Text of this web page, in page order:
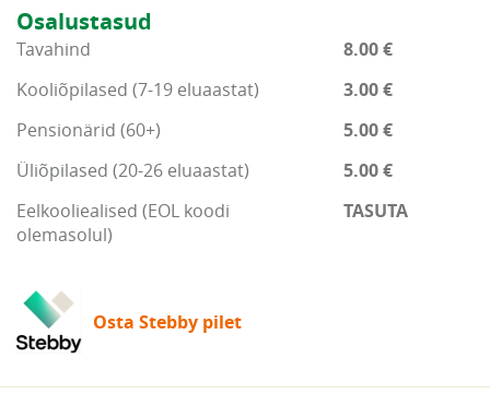
Osalustasud
Tavahind
8.00 €
Kooliõpilased (7-19 eluaastat)
3.00 €
Pensionärid (60+)
5.00 €
Üliõpilased (20-26 eluaastat)
5.00 €
Eelkooliealised (EOL koodi
olemasolul)
TASUTA
Osta Stebby pilet